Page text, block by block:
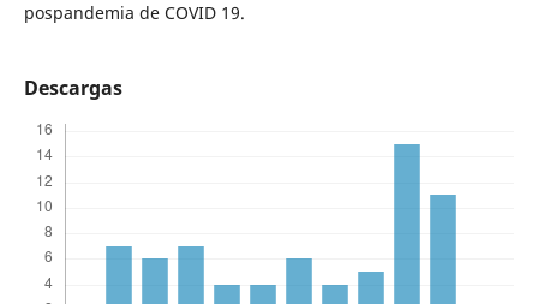
pospandemia de COVID 19.
Descargas